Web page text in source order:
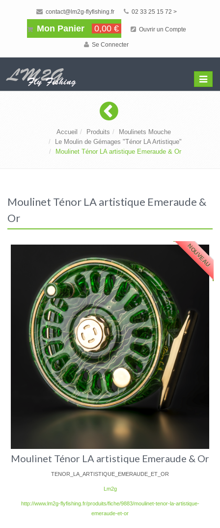
contact@lm2g-flyfishing.fr 02 33 25 15 72 >
Mon Panier 0,00 € Ouvrir un Compte
Se Connecter
Menu
Accueil Produits
Moulinets Mouche
Le Moulin de Gémages "Ténor LA Artistique"
Moulinet Ténor LA artistique Emeraude & Or
Moulinet Ténor LA artistique Emeraude &
Or
NOUVEAU
Moulinet Ténor LA artistique Emeraude & Or
TENOR_LA_ARTISTIQUE_EMERAUDE_ET_OR
Lm2g
http://www.lm2g-flyfishing.fr/produits/fiche/9883/moulinet-tenor-la-artistique-
emeraude-et-or